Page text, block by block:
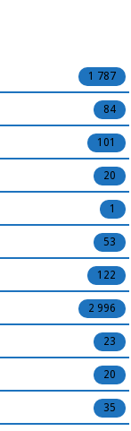
1 787
84
101
20
1
53
122
2 996
23
20
35